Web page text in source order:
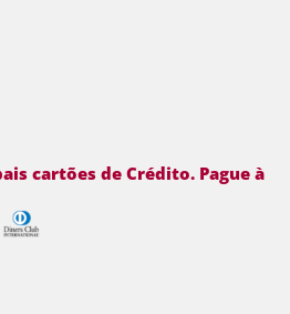
cartões de Crédito. Pague à